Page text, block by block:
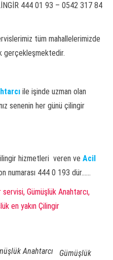
444 01 93 – 0542 317 84
tüm mahallelerimizde
gerçekleşmektedir.
ile işinde uzman olan
senenin her günü çilingir
hizmetleri veren ve Acil
numarası 444 0 193 dür……
Gümüşlük Anahtarcı,
en yakın Çilingir
Anahtarcı
Gümüşlük